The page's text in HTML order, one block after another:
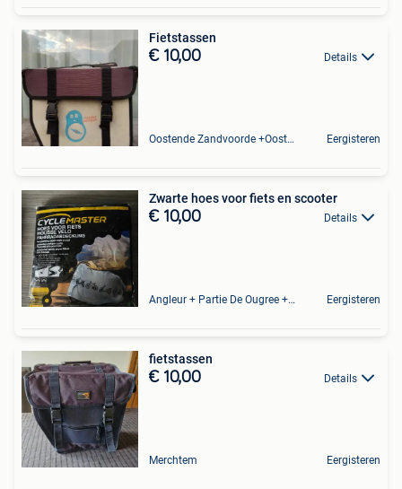
Fietstassen
€ 10,00 Details
Oostende Zandvoorde +Oostende Eergisteren
Zwarte hoes voor fiets en scooter
€ 10,00 Details
Angleur + Partie De Ougree + Partie De Tilff Et De Embourg Eergisteren
fietstassen
€ 10,00 Details
Merchtem Eergisteren